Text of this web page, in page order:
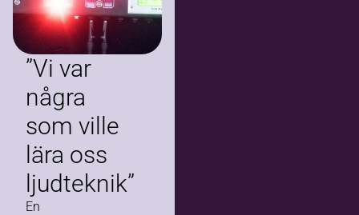
”Vi var
några
som ville
lära oss
ljudteknik”
En